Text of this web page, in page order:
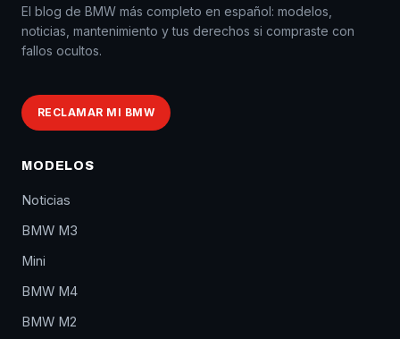
El blog de BMW más completo en español: modelos,
noticias, mantenimiento y tus derechos si compraste con
fallos ocultos.
RECLAMAR MI BMW
MODELOS
Noticias
BMW M3
Mini
BMW M4
BMW M2